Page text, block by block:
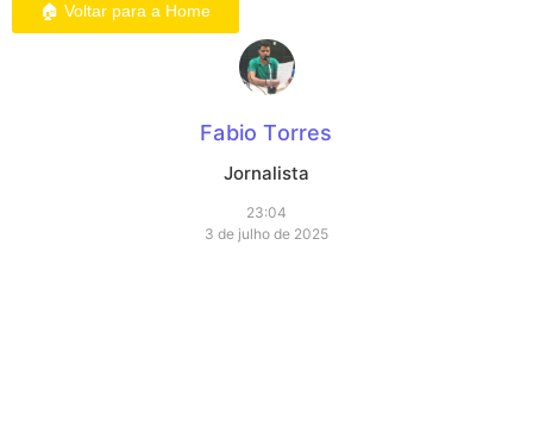
🏠 Voltar para a Home
Fabio Torres
Jornalista
23:04
3 de julho de 2025